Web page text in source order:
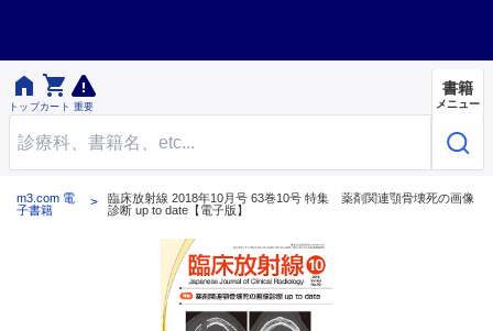

トップ

カート 重要
書籍
メニュー
m3.com 電
子書籍
臨床放射線 2018年10月号 63巻10号 特集 薬剤関連顎骨壊死の画像
診断 up to date【電子版】